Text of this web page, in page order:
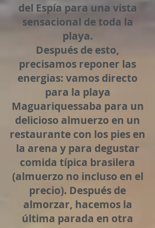
del Espía para una vista
sensacional de toda la
playa.
Después de esto,
precisamos reponer las
energias: vamos directo
para la playa
Maguariquessaba para un
delicioso almuerzo en un
restaurante con los pies en
la arena y para degustar
comida típica brasilera
(almuerzo no incluso en el
precio). Después de
almorzar, hacemos la
última parada en otra